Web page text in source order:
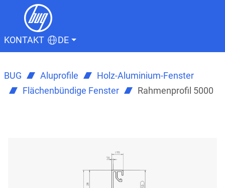
KONTAKT DE
BUG Aluprofile
Holz-Aluminium-Fenster
Flächenbündige Fenster
Rahmenprofil 5000